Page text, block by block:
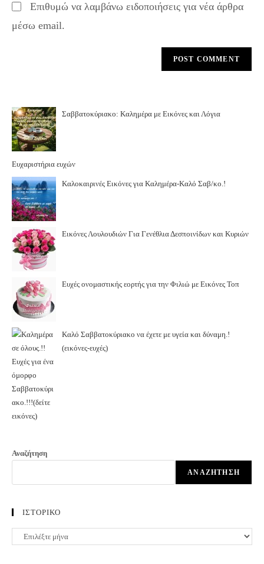
Επιθυμώ να λαμβάνω ειδοποιήσεις για νέα άρθρα
μέσω email.
Σαββατοκύριακο: Καλημέρα με Εικόνες και Λόγια
Ευχαριστήρια ευχών
Καλοκαιρινές Εικόνες για Καλημέρα-Καλό Σαβ/κο.!
Εικόνες Λουλουδιών Για Γενέθλια Δεσποινίδων και Κυριών
Ευχές ονομαστικής εορτής για την Φιλιώ με Εικόνες Τοπ
Καλό Σαββατοκύριακο να έχετε με υγεία και δύναμη.!
(εικόνες-ευχές)
Αναζήτηση
ΑΝΑΖΉΤΗΣΗ
ΙΣΤΟΡΙΚΟ
ΙΣΤΟΡΙΚΟ